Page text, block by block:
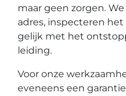
maar geen zorgen.
adres, inspecteren
gelijk met het
leiding.
Voor onze
eveneens een